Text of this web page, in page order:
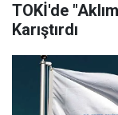
TOKİ'de
Karıştırdı